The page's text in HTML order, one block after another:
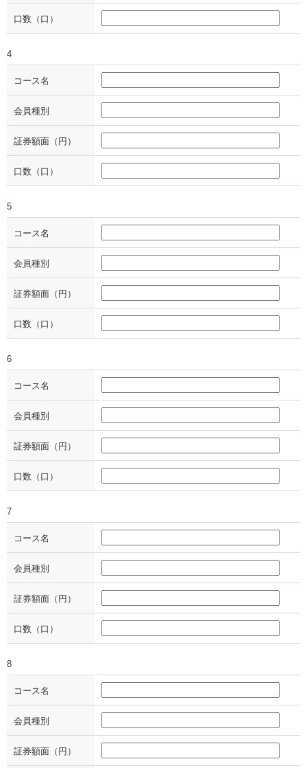
口数（口）
4
コース名
会員種別
証券額面（円）
口数（口）
5
コース名
会員種別
証券額面（円）
口数（口）
6
コース名
会員種別
証券額面（円）
口数（口）
7
コース名
会員種別
証券額面（円）
口数（口）
8
コース名
会員種別
証券額面（円）